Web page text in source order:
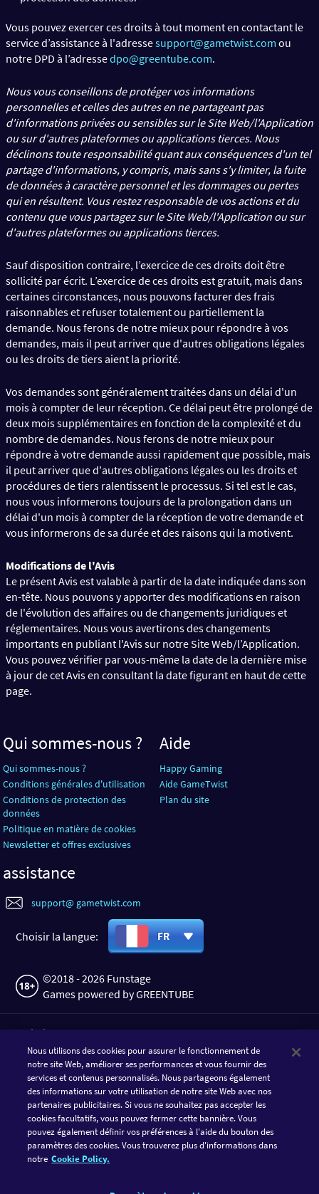
Vous pouvez exercer ces droits à tout moment en contactant le
service d’assistance à l'adressesupport@gametwist.com ou
notre DPD à l’adressedpo@greentube.com.
Nous vous conseillons de protéger vos informations
personnelles et celles des autres en ne partageant pas
d'informations privées ou sensibles sur le Site Web/l'Application
ou sur d'autres plateformes ou applications tierces. Nous
déclinons toute responsabilité quant aux conséquences d'un tel
partage d'informations, y compris, mais sans s'y limiter, la fuite
de données à caractère personnel et les dommages ou pertes
qui en résultent. Vous restez responsable de vos actions et du
contenu que vous partagez sur le Site Web/l'Application ou sur
d'autres plateformes ou applications tierces.
Sauf disposition contraire, l’exercice de ces droits doit être
sollicité par écrit. L’exercice de ces droits est gratuit, mais dans
certaines circonstances, nous pouvons facturer des frais
raisonnables et refuser totalement ou partiellement la
demande. Nous ferons de notre mieux pour répondre à vos
demandes, mais il peut arriver que d'autres obligations légales
ou les droits de tiers aient la priorité.
Vos demandes sont généralement traitées dans un délai d'un
mois à compter de leur réception. Ce délai peut être prolongé de
deux mois supplémentaires en fonction de la complexité et du
nombre de demandes. Nous ferons de notre mieux pour
répondre à votre demande aussi rapidement que possible, mais
il peut arriver que d'autres obligations légales ou les droits et
procédures de tiers ralentissent le processus. Si tel est le cas,
nous vous informerons toujours de la prolongation dans un
délai d'un mois à compter de la réception de votre demande et
vous informerons de sa durée et des raisons qui la motivent.
Modifications de l'Avis
Le présent Avis est valable à partir de la date indiquée dans son
en-tête. Nous pouvons y apporter des modifications en raison
de l'évolution des affaires ou de changements juridiques et
réglementaires. Nous vous avertirons des changements
importants en publiant l'Avis sur notre Site Web/l’Application.
Vous pouvez vérifier par vous-même la date de la dernière mise
à jour de cet Avis en consultant la date figurant en haut de cette
page.
Qui sommes-nous ?
Qui sommes-nous ?
Conditions générales d'utilisation
Conditions de protection des
données
Politique en matière de cookies
Newsletter et offres exclusives
Aide
Happy Gaming
Aide GameTwist
Plan du site
assistance
support@ gametwist.com
Choisir la langue: FR
©2018 - 2026 Funstage
Games powered by GREENTUBE
SUIVRE GAMETWIST
Nous utilisons des cookies pour assurer le fonctionnement de
notre site Web, améliorer ses performances et vous fournir des
services et contenus personnalisés. Nous partageons également
des informations sur votre utilisation de notre site Web avec nos
partenaires publicitaires. Si vous ne souhaitez pas accepter les
cookies facultatifs, vous pouvez fermer cette bannière. Vous
pouvez également définir vos préférences à l'aide du bouton des
paramètres des cookies. Vous trouverez plus d'informations dans
notre Cookie Policy.